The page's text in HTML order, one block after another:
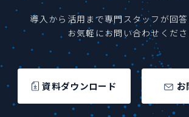
導入から活用まで専門スタッフが回答
お気軽にお問い合わせくださ
資料ダウンロード お